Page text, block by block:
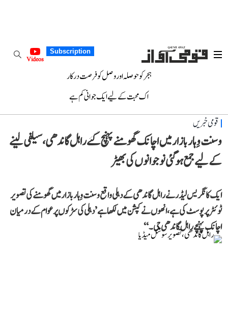
Subscription
Videos
ہجر کو حوصلہ اور وصل کو فرصت درکار
اک محبت کے لیے ایک جوانی کم ہے
قومی خبریں
وسنت وِہار بازار میں اچانک گھومنے پہنچ گئے راہل گاندھی، سیلفی لینے
کے لیے جمع ہو گئی نوجوانوں کی بھیڑ
ایک کانگریس لیڈر نے راہل گاندھی کے دہلی واقع وسنت وِہار بازار میں گھومنے کی تصویر
ٹوئٹر پر پوسٹ کی ہے، انھوں نے کپشن میں لکھا ہے ’دہلی کی سڑکوں پر عوام کے درمیان
اچانک پہنچے راہل گاندھی جی۔‘‘